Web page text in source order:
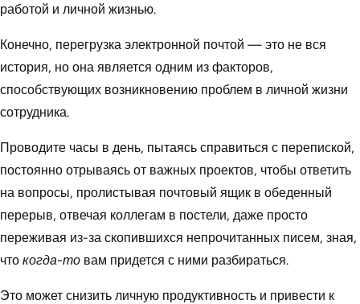
работой и личной жизнью.
Конечно, перегрузка электронной почтой — это не вся
история, но она является одним из факторов,
способствующих возникновению проблем в личной жизни
сотрудника.
Проводите часы в день, пытаясь справиться с перепиской,
постоянно отрываясь от важных проектов, чтобы ответить
на вопросы, пролистывая почтовый ящик в обеденный
перерыв, отвечая коллегам в постели, даже просто
переживая из-за скопившихся непрочитанных писем, зная,
что когда-то вам придется с ними разбираться.
Это может снизить личную продуктивность и привести к